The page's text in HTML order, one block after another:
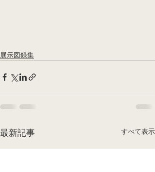
展示図録集
最新記事 すべて表示